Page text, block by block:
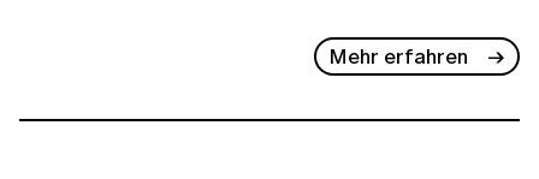
Mehr erfahren